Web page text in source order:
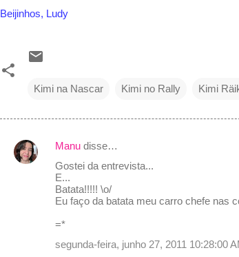
Beijinhos, Ludy
Kimi na Nascar Kimi no Rally Kimi
C
Manu disse…
Gostei da entrevista...
E...
Batata!!!!! \o/
Eu faço da batata meu carro chefe nas
=*
segunda-feira, junho 27, 2011 10:28:00